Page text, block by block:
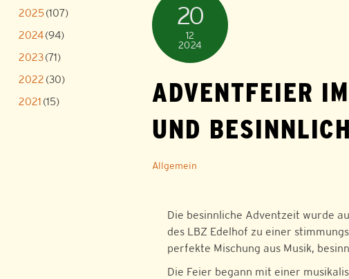
20
12
2024
ADVENTFEIER
UND
Allgemein
Die besinnliche Adventzeit wurde
des LBZ Edelhof zu einer
perfekte Mischung aus Musik,
Die Feier begann mit einer
2025 (107)
2024(94)
2023(71)
2022 (30)
2021 (15)